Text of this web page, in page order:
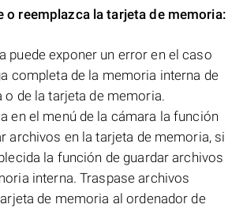
o reemplazca la tarjeta de memoria:
puede exponer un error en el caso
completa de la memoria interna de
o de la tarjeta de memoria.
en el menú de la cámara la función
archivos en la tarjeta de memoria, si
la función de guardar archivos
interna. Traspase archivos
de memoria al ordenador de